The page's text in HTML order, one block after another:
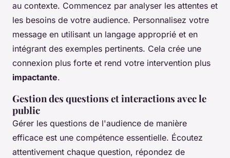
au contexte. Commencez par analyser les attentes et
les besoins de votre audience. Personnalisez votre
message en utilisant un langage approprié et en
intégrant des exemples pertinents. Cela crée une
connexion plus forte et rend votre intervention plus
impactante.
Gestion des questions et interactions avec le
public
Gérer les questions de l'audience de manière
efficace est une compétence essentielle. Écoutez
attentivement chaque question, répondez de